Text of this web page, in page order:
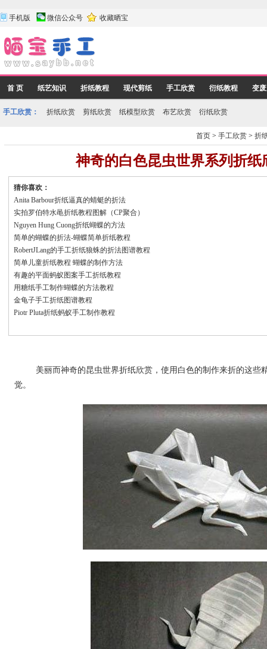
手机版 微信公众号 收藏晒宝
首 页 纸艺知识 折纸教程 现代剪纸 手工欣赏 衍纸教程 变
手工欣赏： 折纸欣赏 剪纸欣赏 纸模型欣赏 布艺欣赏 衍纸欣赏
首页 >手工欣赏 >折
神奇的白色昆虫世界系列折纸
猜你喜欢：
Anita Barbour折纸逼真的蜻蜓的折法
实拍罗伯特水黾折纸教程图解（CP聚合）
Nguyen Hung Cuong折纸蝴蝶的方法
简单的蝴蝶的折法-蝴蝶简单折纸教程
RobertJLang的手工折纸狼蛛的折法图谱教程
简单儿童折纸教程 蝴蝶的制作方法
有趣的平面蚂蚁图案手工折纸教程
用糖纸手工制作蝴蝶的方法教程
金龟子手工折纸图谱教程
Piotr Pluta折纸蚂蚁手工制作教程
美丽而神奇的昆虫世界折纸欣赏，使用白色的制作来折的这些
觉。